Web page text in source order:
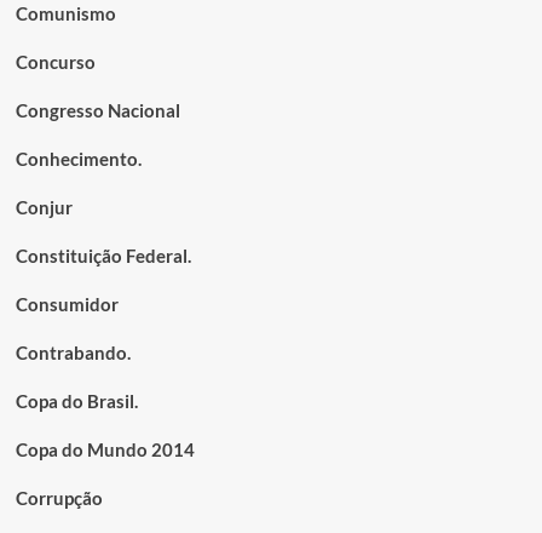
Comunismo
Concurso
Congresso Nacional
Conhecimento.
Conjur
Constituição Federal.
Consumidor
Contrabando.
Copa do Brasil.
Copa do Mundo 2014
Corrupção